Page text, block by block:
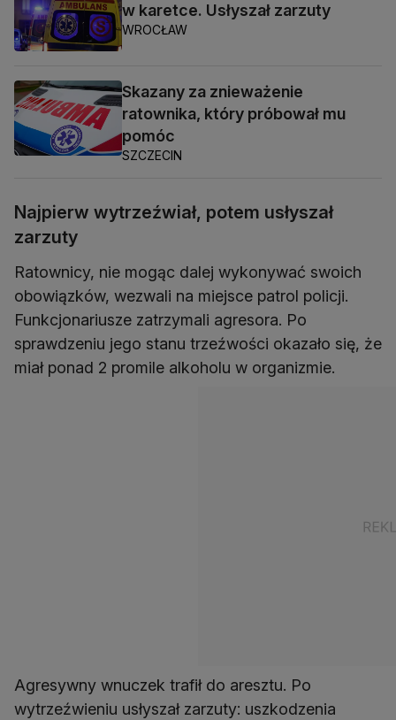
w karetce. Usłyszał zarzuty
WROCŁAW
Skazany za znieważenie
ratownika, który próbował mu
pomóc
SZCZECIN
Najpierw wytrzeźwiał, potem usłyszał
zarzuty
Ratownicy, nie mogąc dalej wykonywać swoich
obowiązków, wezwali na miejsce patrol policji.
Funkcjonariusze zatrzymali agresora. Po
sprawdzeniu jego stanu trzeźwości okazało się, że
miał ponad 2 promile alkoholu w organizmie.
Agresywny wnuczek trafił do aresztu. Po
wytrzeźwieniu usłyszał zarzuty: uszkodzenia